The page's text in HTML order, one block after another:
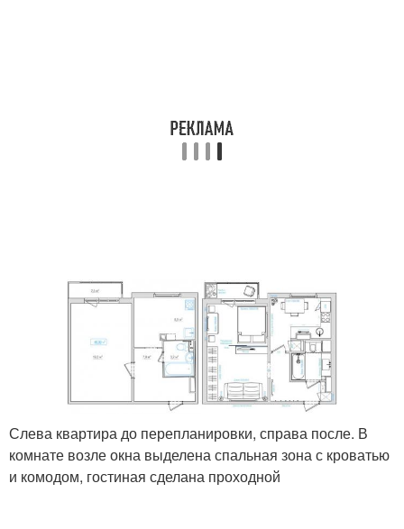
Слева квартира до перепланировки, справа после. В
комнате возле окна выделена спальная зона с кроватью
и комодом, гостиная сделана проходной